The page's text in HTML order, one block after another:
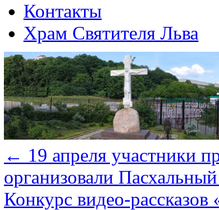
Контакты
Храм Святителя Льва
← 19 апреля участники
организовали
Конкурс видео-